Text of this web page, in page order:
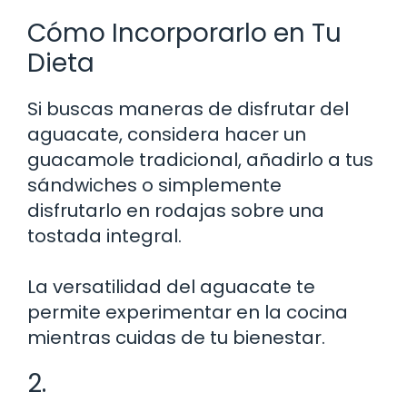
Cómo Incorporarlo en Tu
Dieta
Si buscas maneras de disfrutar del
aguacate, considera hacer un
guacamole tradicional, añadirlo a tus
sándwiches o simplemente
disfrutarlo en rodajas sobre una
tostada integral.
La versatilidad del aguacate te
permite experimentar en la cocina
mientras cuidas de tu bienestar.
2.